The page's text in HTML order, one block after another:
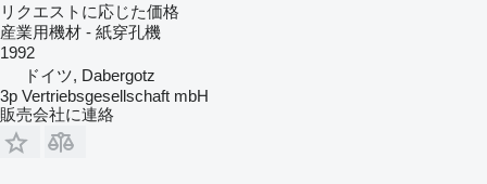
リクエストに応じた価格
産業用機材 - 紙穿孔機
1992
ドイツ, Dabergotz
3p Vertriebsgesellschaft mbH
販売会社に連絡